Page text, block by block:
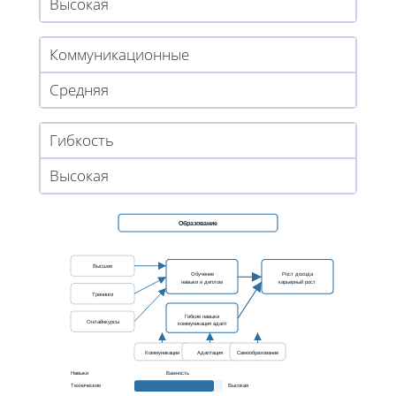
Коммуникационные
Средняя
Гибкость
Высокая
Образование
Высшее
Тренинги
Онлайнкурсы
Обучение
навыки и диплом
Гибкие навыки
коммуникация адапт
Рост дохода
карьерный рост
Коммуникации Адаптация Самообразование
Навыки Важность
Технические Высокая